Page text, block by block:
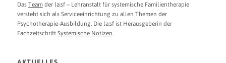
Das Teamder la:sf – Lehranstalt für systemische Familientherapie
versteht sich als Serviceeinrichtung zu allen Themen der
Psychotherapie-Ausbildung. Die la:sf ist Herausgeberin der
Fachzeitschrift Systemische Notizen.